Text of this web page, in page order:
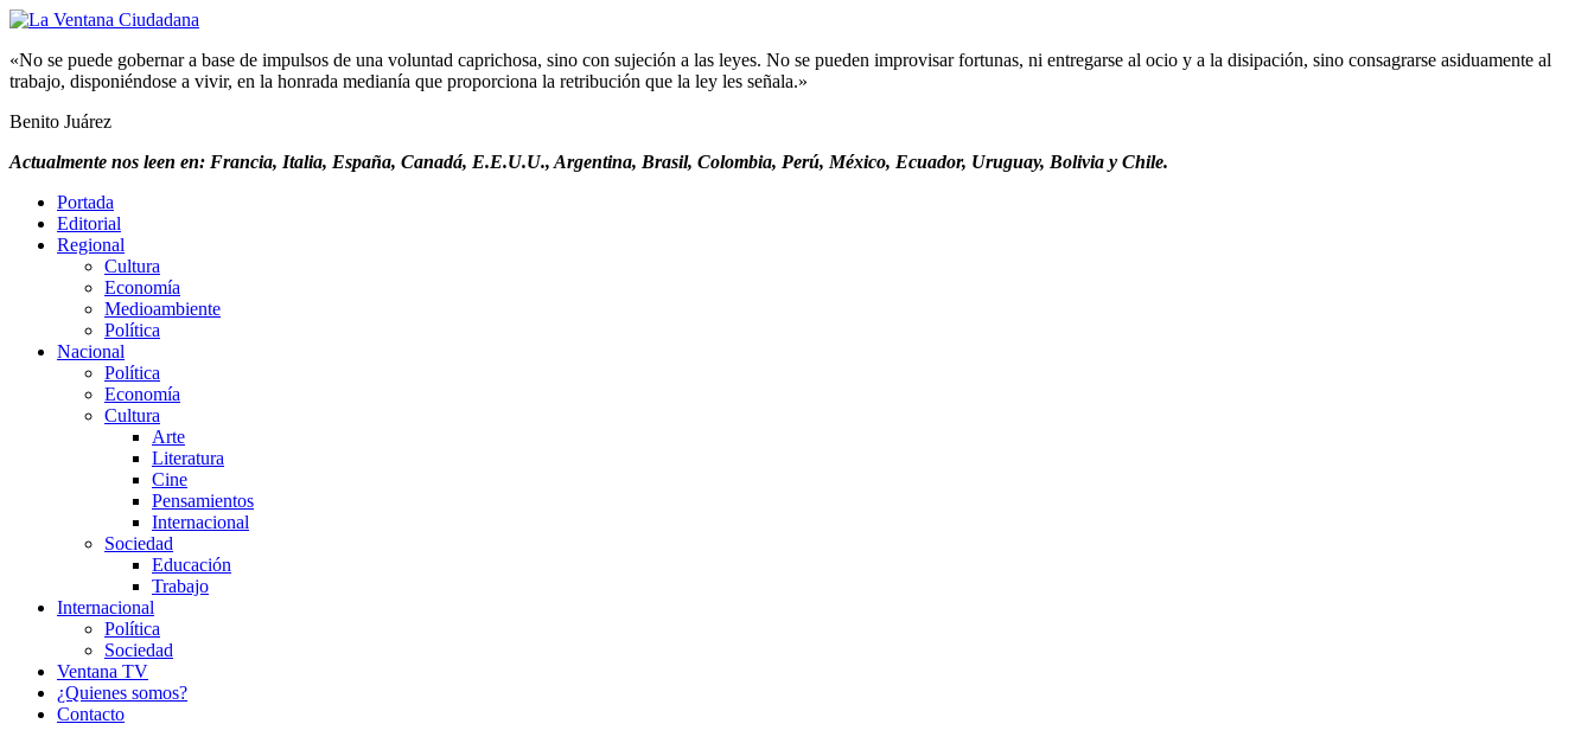
«No se puede gobernar a base de impulsos de una voluntad caprichosa, sino con sujeción a las leyes. No se pueden improvisar fortunas, ni entregarse al ocio y a la disipación, sino consagrarse asiduamente al
trabajo, disponiéndose a vivir, en la honrada medianía que proporciona la retribución que la ley les señala.»
Benito Juárez
Actualmente nos leen en: Francia, Italia, España, Canadá, E.E.U.U., Argentina, Brasil, Colombia, Perú, México, Ecuador, Uruguay, Bolivia y Chile.
Portada
Editorial
Regional
Cultura
Economía
Medioambiente
Política
Nacional
Política
Economía
Cultura
Arte
Literatura
Cine
Pensamientos
Internacional
Sociedad
Educación
Trabajo
Internacional
Política
Sociedad
Ventana TV
¿Quienes somos?
Contacto